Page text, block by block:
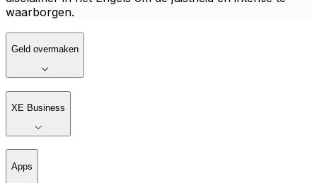
waarborgen.
Geld overmaken
XE Business
Apps